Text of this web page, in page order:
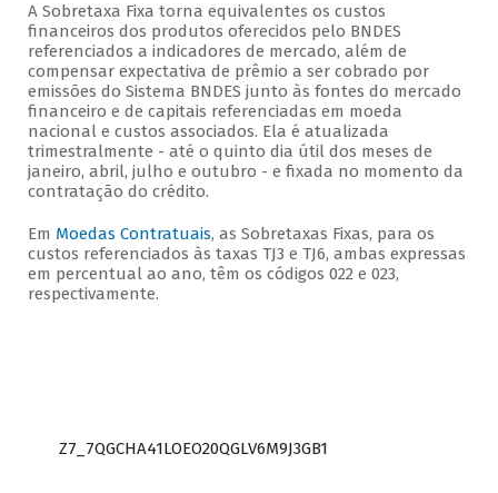
A Sobretaxa Fixa torna equivalentes os custos
financeiros dos produtos oferecidos pelo BNDES
referenciados a indicadores de mercado, além de
compensar expectativa de prêmio a ser cobrado por
emissões do Sistema BNDES junto às fontes do mercado
financeiro e de capitais referenciadas em moeda
nacional e custos associados. Ela é atualizada
trimestralmente - até o quinto dia útil dos meses de
janeiro, abril, julho e outubro - e fixada no momento da
contratação do crédito.
Em Moedas Contratuais, as Sobretaxas Fixas, para os
custos referenciados às taxas TJ3 e TJ6, ambas expressas
em percentual ao ano, têm os códigos 022 e 023,
respectivamente.
Z7_7QGCHA41LOEO20QGLV6M9J3GB1